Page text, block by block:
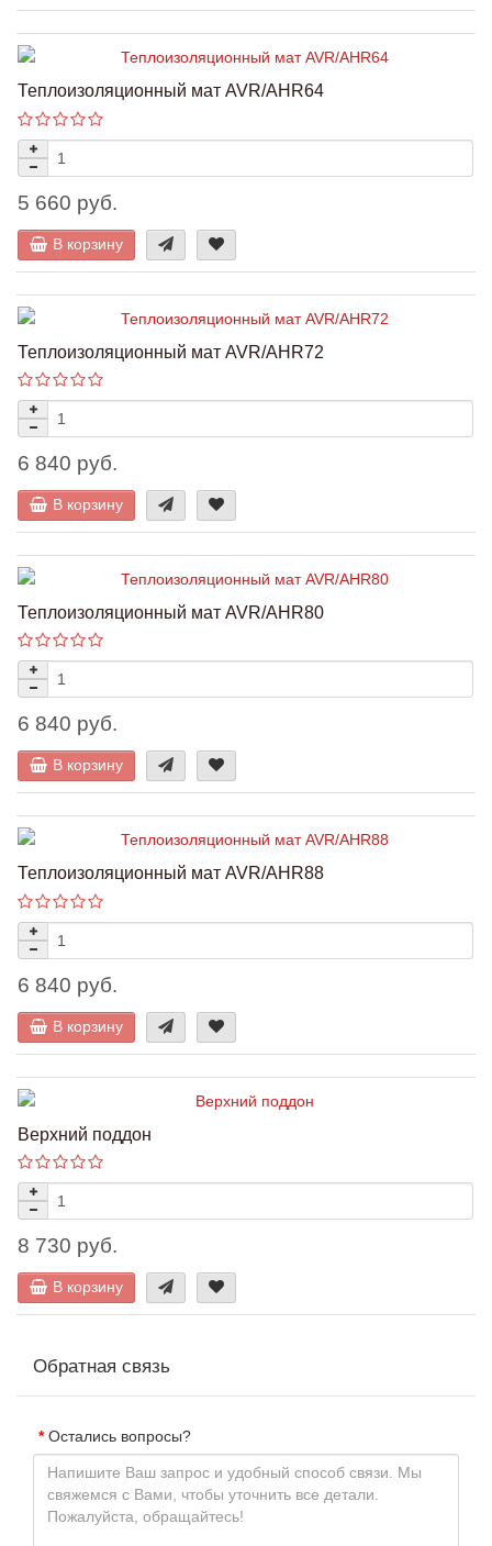
Теплоизоляционный мат AVR/AHR64
5 660 руб.
В корзину
Теплоизоляционный мат AVR/AHR72
6 840 руб.
В корзину
Теплоизоляционный мат AVR/AHR80
6 840 руб.
В корзину
Теплоизоляционный мат AVR/AHR88
6 840 руб.
В корзину
Верхний поддон
8 730 руб.
В корзину
Обратная связь
Остались вопросы?